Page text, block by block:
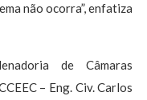
não ocorra”, enfatiza
de Câmaras
– Eng. Civ. Carlos